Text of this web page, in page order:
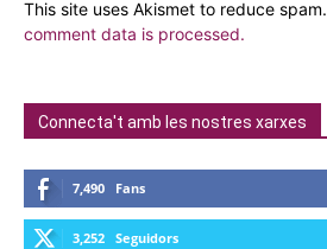
This site uses Akismet to reduce spam.
comment data is processed.
Connecta't amb les nostres xarxes
7,490 Fans
3,252 Seguidors